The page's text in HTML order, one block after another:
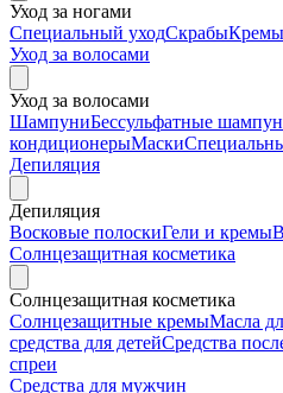
Уход за ногами
Специальный уходСкрабыКремы
Уход за волосами
Уход за волосами
ШампуниБессульфатные
кондиционерыМаски
Депиляция
Депиляция
Восковые полоскиГели и кремы
Солнцезащитная косметика
Солнцезащитная косметика
Солнцезащитные кремыМасла
средства для детейСредства
спреи
Средства для мужчин